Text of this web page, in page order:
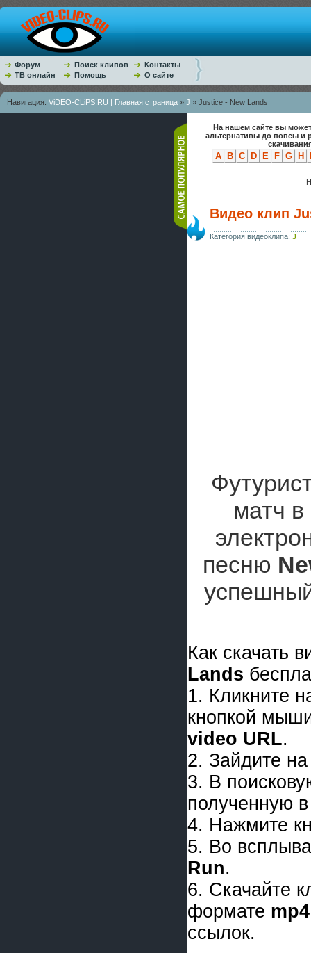
Форум Поиск клипов
Контакты
ТВ онлайн
Помощь О сайте
Навигация: ViDEO-CLiPS.RU | Главная страница » J » Justice - New Lands
На нашем сайте вы
альтернативы до попсы и
A B C D E F G H
Видео клип
Категория видеоклипа: J
матч в
песню
Как скачать
Lands
1. Кликните
кнопкой
video URL.
2. Зайдите
3. В
полученную
4. Нажмите
5. Во
Run.
6. Скачайте
формате mp4
ссылок.